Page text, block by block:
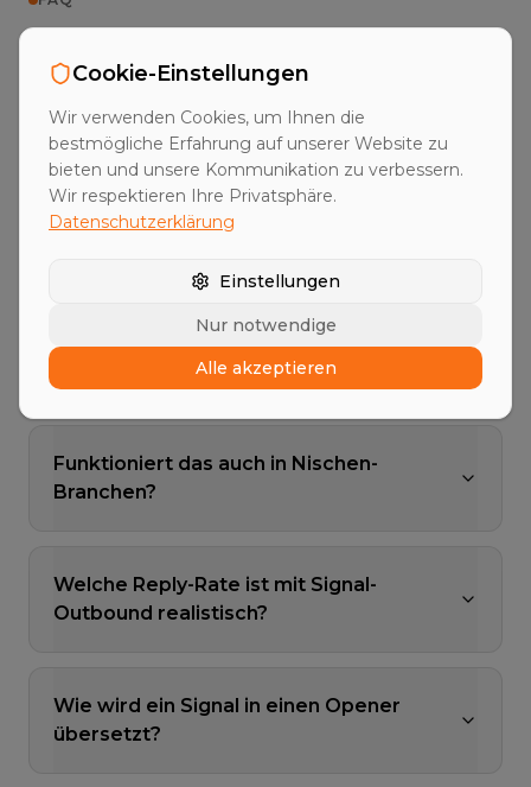
Welche Signal-Typen sind verfügbar?
Kann ich eigene Signal-Quellen
Funktioniert das auch in Nischen-
Branchen?
Welche Reply-Rate ist mit Signal-
Outbound realistisch?
Wie wird ein Signal in einen Opener
übersetzt?
Cookie-Einstellungen
Wir verwenden Cookies, um Ihnen die
bestmögliche Erfahrung auf unserer Website zu
bieten und unsere Kommunikation zu verbessern.
Wir respektieren Ihre Privatsphäre.
Datenschutzerklärung
Einstellungen
Nur notwendige
Alle akzeptieren